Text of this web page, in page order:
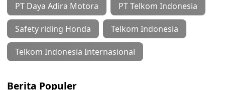
PT Daya Adira Motora PT Telkom Indonesia
Safety riding Honda Telkom Indonesia
Telkom Indonesia Internasional
Berita Populer